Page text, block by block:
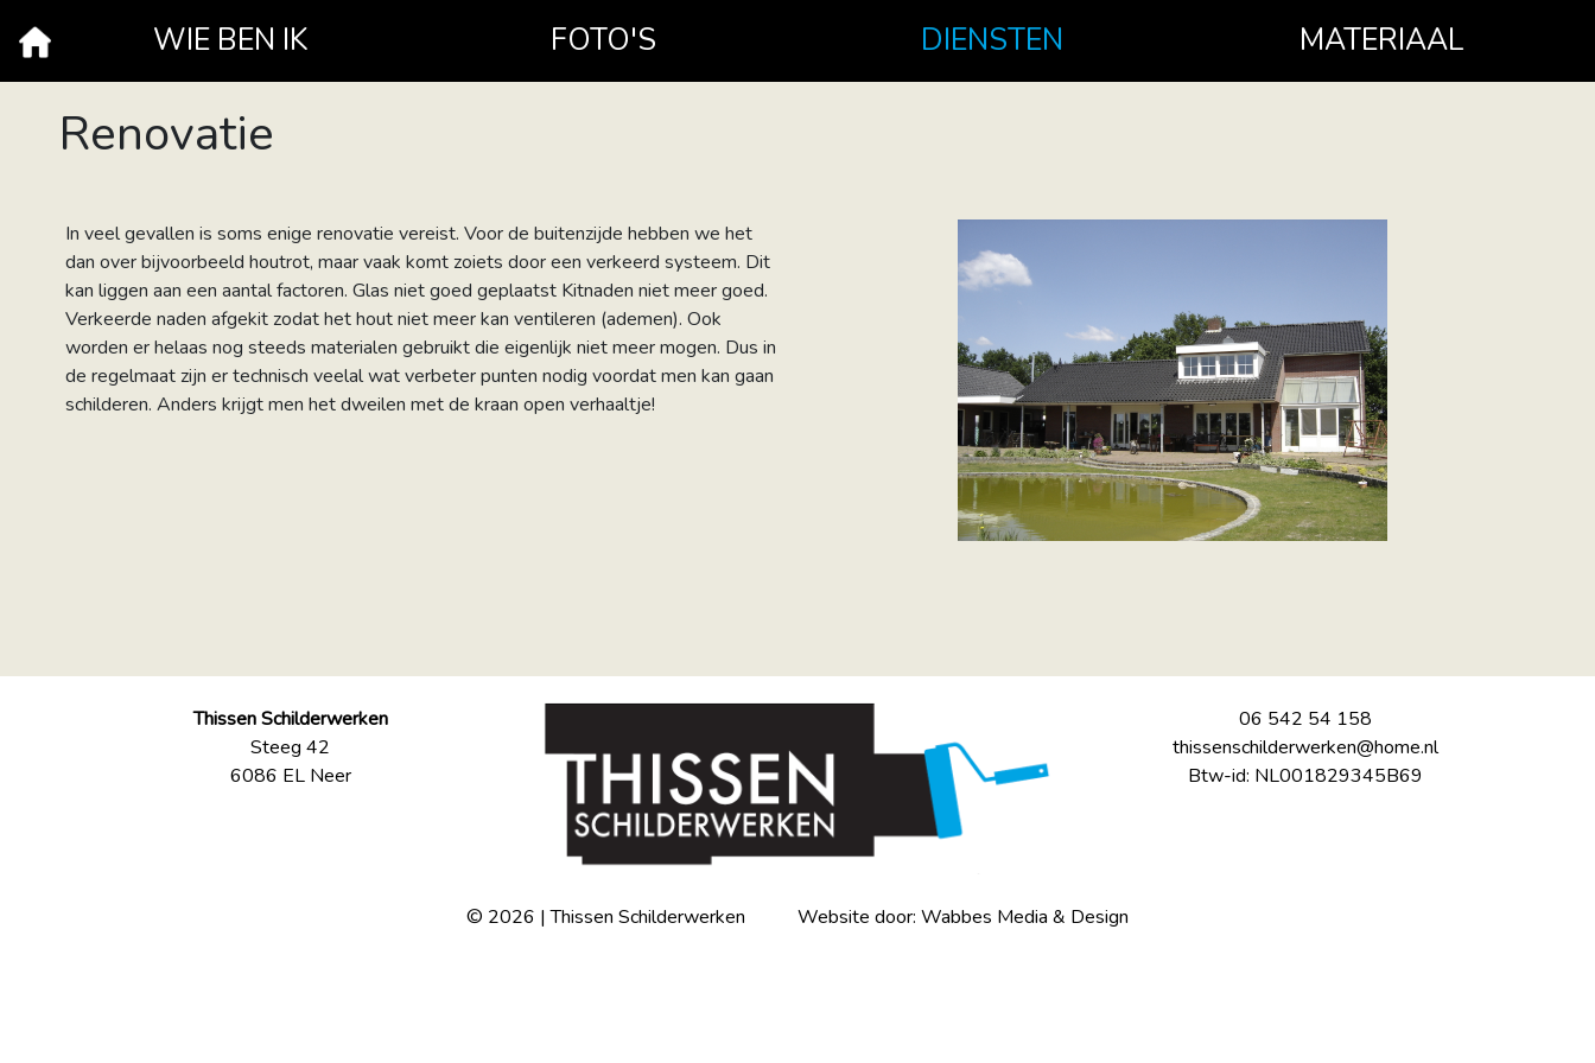
WIE BEN IK FOTO'S DIENSTEN MATERIAAL
Renovatie
In veel gevallen is soms enige renovatie vereist. Voor de buitenzijde hebben we het
dan over bijvoorbeeld houtrot, maar vaak komt zoiets door een verkeerd systeem. Dit
kan liggen aan een aantal factoren. Glas niet goed geplaatst Kitnaden niet meer goed.
Verkeerde naden afgekit zodat het hout niet meer kan ventileren (ademen). Ook
worden er helaas nog steeds materialen gebruikt die eigenlijk niet meer mogen. Dus in
de regelmaat zijn er technisch veelal wat verbeter punten nodig voordat men kan gaan
schilderen. Anders krijgt men het dweilen met de kraan open verhaaltje!
Thissen Schilderwerken
Steeg 42
6086 EL Neer
06 542 54 158
thissenschilderwerken@home.nl
Btw-id: NL001829345B69
© 2026 | Thissen Schilderwerken Website door: Wabbes Media & Design